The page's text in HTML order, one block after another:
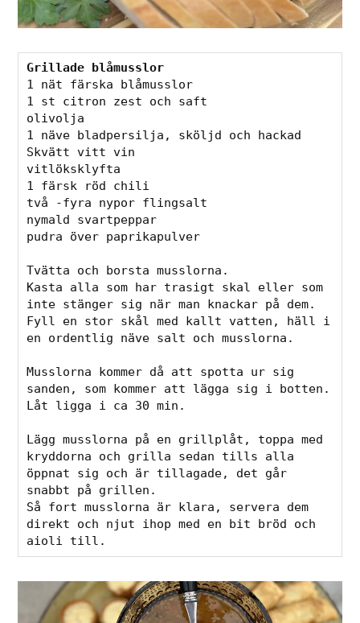
Grillade blåmusslor
1 nät färska blåmusslor
1 st citron zest och saft
olivolja
1 näve bladpersilja, sköljd och hackad
Skvätt vitt vin
vitlöksklyfta
1 färsk röd chili
två -fyra nypor flingsalt
nymald svartpeppar
pudra över paprikapulver
Tvätta och borsta musslorna.
Kasta alla som har trasigt skal eller som
inte stänger sig när man knackar på dem.
Fyll en stor skål med kallt vatten, häll i
en ordentlig näve salt och musslorna.
Musslorna kommer då att spotta ur sig
sanden, som kommer att lägga sig i botten.
Låt ligga i ca 30 min.
Lägg musslorna på en grillplåt, toppa med
kryddorna och grilla sedan tills alla
öppnat sig och är tillagade, det går
snabbt på grillen.
Så fort musslorna är klara, servera dem
direkt och njut ihop med en bit bröd och
aioli till.